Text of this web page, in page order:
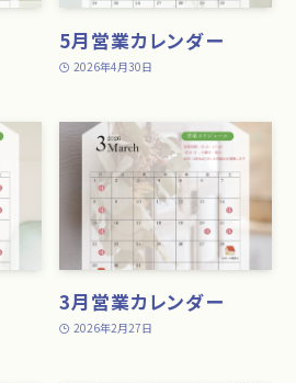
5月営業カレンダー
2026年4月30日
3月営業カレンダー
2026年2月27日